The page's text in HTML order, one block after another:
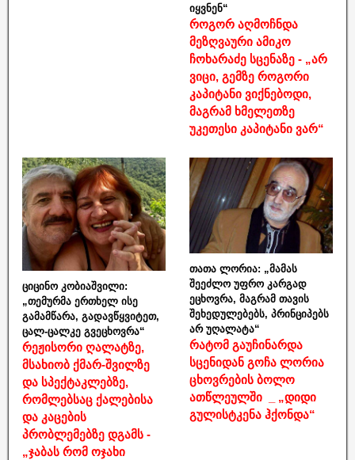
იყვნენ“
როგორ აღმოჩნდა
მეზღვაური ამიკო
ჩოხარაძე სცენაზე - „არ
ვიცი, გემზე როგორი
კაპიტანი ვიქნებოდი,
მაგრამ ხმელეთზე
უკეთესი კაპიტანი ვარ“
ციცინო კობიაშვილი:
„თემურმა ერთხელ ისე
გამამწარა, გადავწყვიტეთ,
ცალ-ცალკე გვეცხოვრა“
რეჟისორი ღალატზე,
მსახიობ ქმარ-შვილზე
და სპექტაკლებზე,
რომლებსაც ქალებისა
და კაცების
პრობლემებზე დგამს -
„ჯაბას რომ ოჯახი
თათა ლორია: „მამას
შეეძლო უფრო კარგად
ეცხოვრა, მაგრამ თავის
შეხედულებებს, პრინციპებს
არ უღალატა“
რატომ გაუჩინარდა
სცენიდან გოჩა ლორია
ცხოვრების ბოლო
ათწლეულში _ „დიდი
გულისტკენა ჰქონდა“